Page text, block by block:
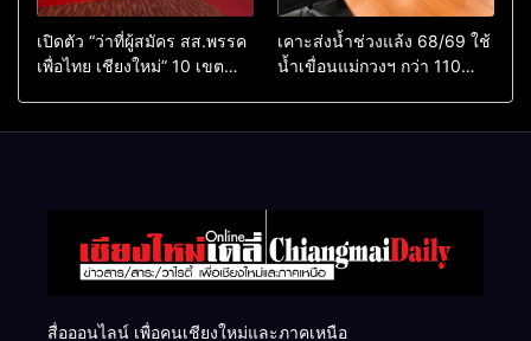
เปิดตัว “ว่าที่ผู้สมัคร สส.พรรค
เพื่อไทย เชียงใหม่” 10 เขต
เคาะส่งน้ำช่วงแล้ง 68/69 ใช้
น้ำเขื่อนแม่กวงฯ กว่า 110
สื่อออนไลน์ เพื่อคนเชียงใหม่และภาคเหนือ